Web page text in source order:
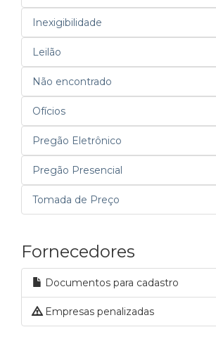
Inexigibilidade
Leilão
Não encontrado
Ofícios
Pregão Eletrônico
Pregão Presencial
Tomada de Preço
Fornecedores
Documentos para cadastro
Empresas penalizadas